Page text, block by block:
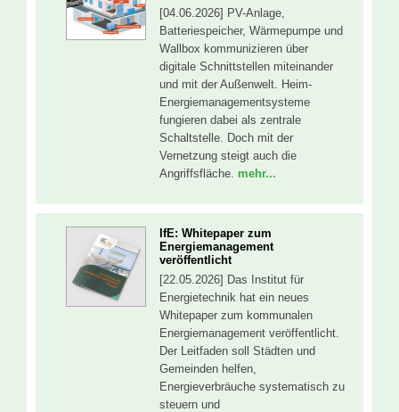
[04.06.2026] PV-Anlage,
Batteriespeicher, Wärmepumpe und
Wallbox kommunizieren über
digitale Schnittstellen miteinander
und mit der Außenwelt. Heim-
Energiemanagementsysteme
fungieren dabei als zentrale
Schaltstelle. Doch mit der
Vernetzung steigt auch die
Angriffsfläche. mehr...
IfE: Whitepaper zum
Energiemanagement
veröffentlicht
[22.05.2026] Das Institut für
Energietechnik hat ein neues
Whitepaper zum kommunalen
Energiemanagement veröffentlicht.
Der Leitfaden soll Städten und
Gemeinden helfen,
Energieverbräuche systematisch zu
steuern und